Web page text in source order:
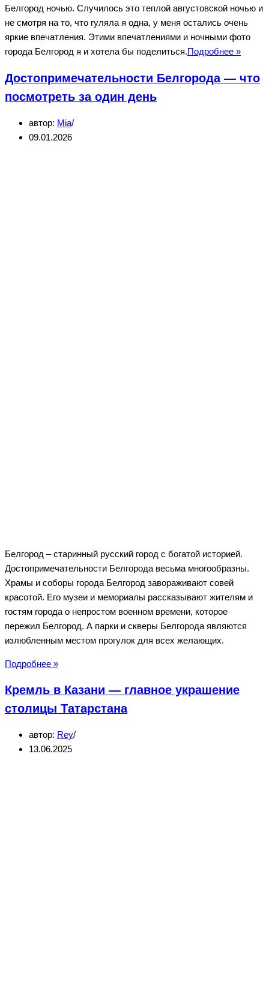
Белгород ночью. Случилось это теплой августовской ночью и
не смотря на то, что гуляла я одна, у меня остались очень
яркие впечатления. Этими впечатлениями и ночными фото
города Белгород я и хотела бы поделиться.Подробнее »
—
Достопримечательности Белгорода — что
посмотреть за один день
автор: Mia
09.01.2026
Белгород – старинный русский город с богатой историей.
Достопримечательности Белгорода весьма многообразны.
Храмы и соборы города Белгород завораживают совей
красотой. Его музеи и мемориалы рассказывают жителям и
гостям города о непростом военном времени, которое
пережил Белгород. А парки и скверы Белгорода являются
излюбленным местом прогулок для всех желающих.
Подробнее »Достопримечательности
—
что
за
один
Кремль в Казани — главное украшение
столицы Татарстана
автор: Rey
13.06.2025